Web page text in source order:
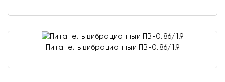
Питатель вибрационный ПВ-0.86/1.9